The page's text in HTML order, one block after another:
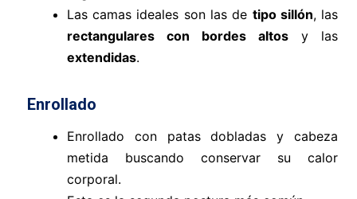
Las camas ideales son las de tipo sillón, las
rectangulares con bordes altos y las
extendidas.
Enrollado
Enrollado con patas dobladas y cabeza
metida buscando conservar su calor
corporal.